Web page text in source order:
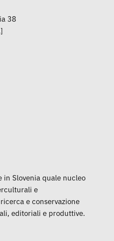
38
in Slovenia quale nucleo
e
e conservazione
editoriali e produttive.